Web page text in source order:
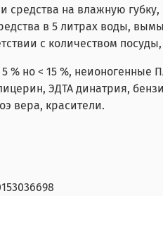
средства на влажную
в 5 литрах воды,
с количеством
но < 15 %, неионогенные
ЭДТА динатрия,
вера, красители.